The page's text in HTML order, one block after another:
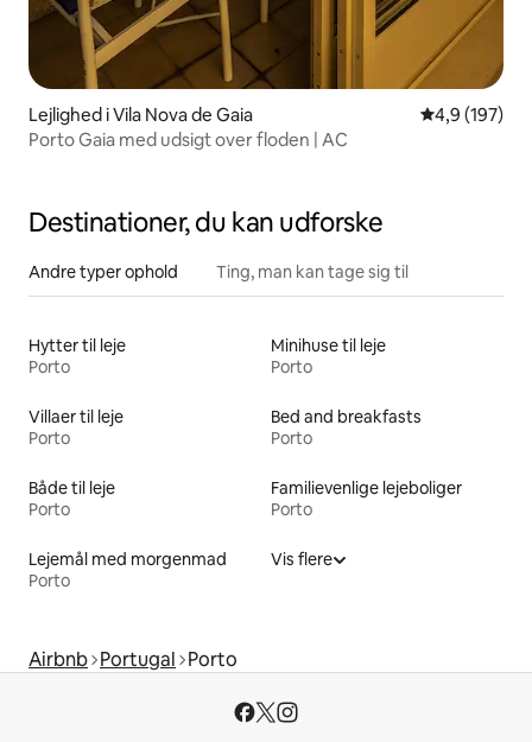
Lejlighed i Vila Nova de Gaia 4,9 ud af 5 i
4,9 (197)
Porto Gaia med udsigt over floden | AC
Destinationer, du kan udforske
Andre typer ophold Ting, man kan tage sig til
Hytter til leje
Porto
Minihuse til leje
Porto
Villaer til leje
Porto
Bed and breakfasts
Porto
Både til leje
Porto
Familievenlige lejeboliger
Porto
Lejemål med morgenmad
Porto
Vis flere
Airbnb Portugal Porto